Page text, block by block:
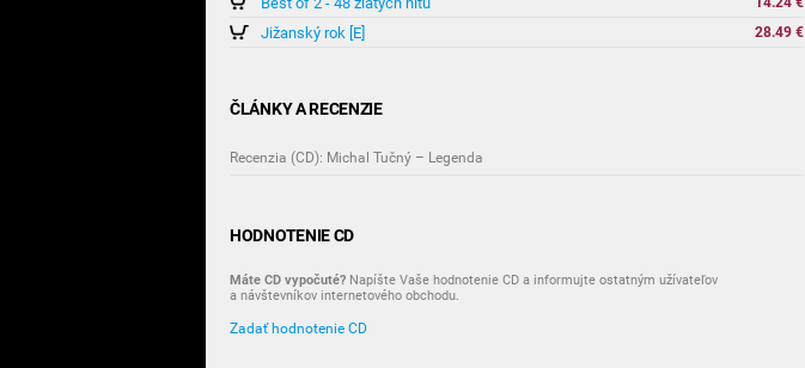
Jižanský rok [E] 28.49 €
ČLÁNKY A RECENZIE
Recenzia (CD): Michal Tučný – Legenda
HODNOTENIE CD
Máte CD vypočuté? Napíšte Vaše hodnotenie CD a informujte ostatným užívateľov
a návštevníkov internetového obchodu.
Zadať hodnotenie CD